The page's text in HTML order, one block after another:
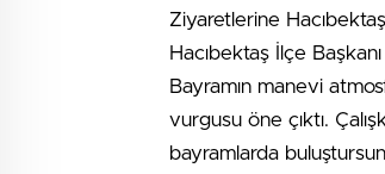
Ziyaretlerine
Hacıbektaş İlçe
Bayramın manevi
vurgusu öne çıktı.
bayramlarda